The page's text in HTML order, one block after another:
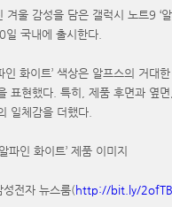
겨울 감성을 담은 갤럭시 노트9 ‘
국내에 출시한다.
인 화이트’ 색상은 알프스의 거대
표현했다. 특히, 제품 후면과 옆
일체감을 더했다.
파인 화이트’ 제품 이미지
전자 뉴스룸(http://bit.ly/